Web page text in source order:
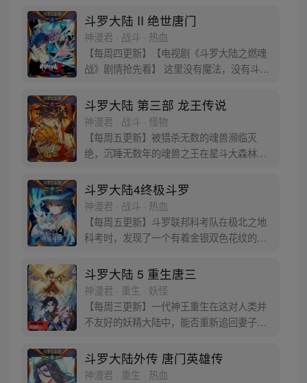
斗罗大陆 II 绝世唐门
神漫君 · 战斗 · 热血
【每周四更新】【电视剧《斗罗大陆之燃魂
战》剧情抢先看】 这里没有魔法，没有斗
后的斗罗大陆上，唐门式微，一代天骄霍雨
浩横空出世，一切的神奇都将一一展现。 唐
门暗器能否重振雄风，唐门能否重现辉煌，
一切尽绝世唐门！
斗罗大陆 第三部 龙王传说
神漫君 · 战斗 · 怪物
【每周五更新】被猎杀无数的魂兽濒临灭
绝，沉睡无数年的魂兽之王在星斗大森林最
魂”遇上执着而顽强的少年唐舞麟，万众瞩目
的武魂传奇将再次被书写。我们不期待奇
迹，但要给奇迹一个机会。
斗罗大陆4终极斗罗
神漫君 · 战斗 · 热血
【每周五更新】斗罗联邦科考队在极北之地
科考时，发现了一个有着金银双色花纹的
于是赶忙将其带回研究所进行孵化。蛋孵化
出来了，可孵出来的是一个婴儿，一个和人
类一模一样的孩子；与此同时，联邦研究所
正在解冻一名银色长发女子，而一名蓝发青
年则在海滨被人发现
斗罗大陆 5 重生唐三
神漫君 · 重生 · 妖怪
【每周三更新】一代神王重生在这对人类并
不友好的妖精大陆中，能否重新追回妻子。
路？尽在一代神王至情追妻之旅，斗罗大陆
第五部，重生唐三!
斗罗大陆外传 唐门英雄传
神漫君 · 重生 · 热血